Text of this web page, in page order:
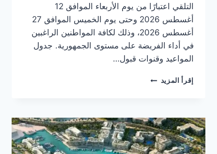
التلقي اعتبارًا من يوم الأربعاء الموافق 12
أغسطس 2026 وحتى يوم الخميس الموافق 27
أغسطس 2026، وذلك لكافة المواطنين الراغبين
في أداء الفريضة على مستوى الجمهورية. جدول
المواعيد وقنوات قبول…
إقرأ المزيد حج
التقديم
والفئات
غير
المسموح